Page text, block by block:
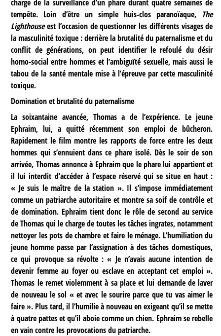
charge de la surveillance d’un phare durant quatre semaines de
tempête. Loin d’être un simple huis-clos paranoïaque, The
Lighthouseest l’occasion de questionner les différents visages de
la masculinité toxique : derrière la brutalité du paternalisme et du
conflit de générations, on peut identifier le refoulé du désir
homo-social entre hommes et l’ambiguïté sexuelle, mais aussi le
tabou de la santé mentale mise à l’épreuve par cette masculinité
toxique.
Domination et brutalité du paternalisme
La soixantaine avancée, Thomas a de l’expérience. Le jeune
Ephraim, lui, a quitté récemment son emploi de bûcheron.
Rapidement le film montre les rapports de force entre les deux
hommes qui s’ennuient dans ce phare isolé. Dès le soir de son
arrivée, Thomas annonce à Ephraim que le phare lui appartient et
il lui interdit d’accéder à l’espace réservé qui se situe en haut :
« Je suis le maître de la station ». Il s’impose immédiatement
comme un patriarche autoritaire et montre sa soif de contrôle et
de domination. Ephraim tient donc le rôle de second au service
de Thomas qui le charge de toutes les tâches ingrates, notamment
nettoyer les pots de chambre et faire le ménage. L’humiliation du
jeune homme passe par l’assignation à des tâches domestiques,
ce qui provoque sa révolte : « Je n’avais aucune intention de
devenir femme au foyer ou esclave en acceptant cet emploi ».
Thomas le remet violemment à sa place et lui demande de laver
de nouveau le sol « et avec le sourire parce que tu vas aimer le
faire ». Plus tard, il l’humilie à nouveau en exigeant qu’il se mette
à quatre pattes et qu’il aboie comme un chien. Ephraim se rebelle
en vain contre les provocations du patriarche.